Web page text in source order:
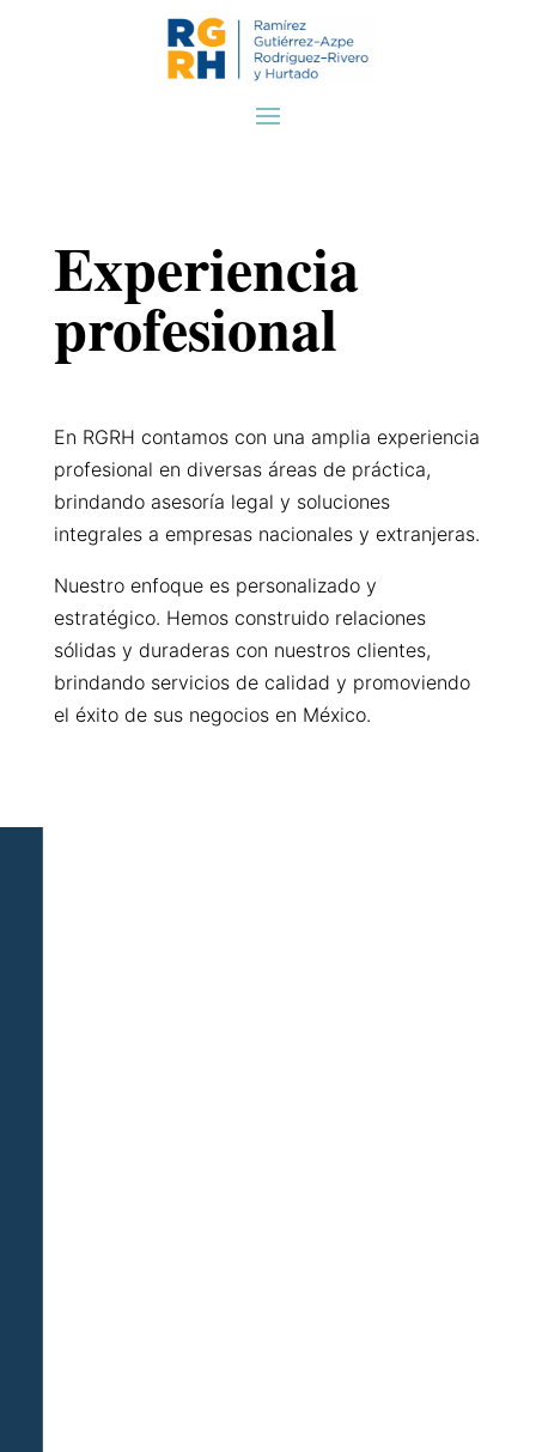
Experiencia
profesional
En RGRH contamos con una amplia experiencia
profesional en diversas áreas de práctica,
brindando asesoría legal y soluciones
integrales a empresas nacionales y extranjeras.
Nuestro enfoque es personalizado y
estratégico. Hemos construido relaciones
sólidas y duraderas con nuestros clientes,
brindando servicios de calidad y promoviendo
el éxito de sus negocios en México.